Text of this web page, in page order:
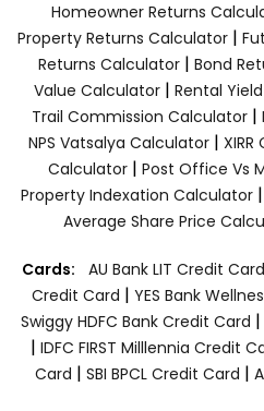
Homeowner Returns
Property Returns Calculator |
Returns Calculator | Bond
Value Calculator | Rental
Trail Commission Calculator|
NPS Vatsalya Calculator|
Calculator| Post Office Vs
Property Indexation Calculator |
Average Share Price
Cards: AU Bank LIT Credit Card
Credit Card | YES Bank
Swiggy HDFC Bank Credit Card |
| IDFC FIRST Milllennia Credit
Card | SBI BPCL Credit Card |